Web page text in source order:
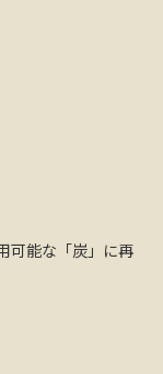
可能な「炭」に再